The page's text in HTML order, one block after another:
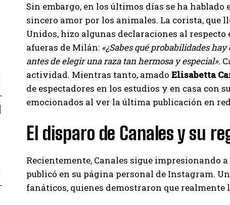
Sin embargo, en los últimos días se ha
sincero amor por los animales. La corista,
Unidos, hizo algunas declaraciones al
afueras de Milán: «¿Sabes qué probabilidades
antes de elegir una raza tan hermosa y especial».
actividad. Mientras tanto, amado Elisabetta
de espectadores en los estudios y en casa con
emocionados al ver la última publicación en
El disparo de Canales y su
Recientemente, Canales sigue impresionando
publicó en su página personal de Instagram.
fanáticos, quienes demostraron que realmente